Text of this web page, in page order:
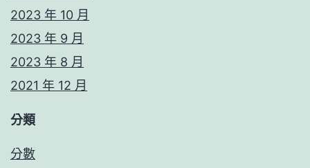
2023 年 10 月
2023 年 9 月
2023 年 8 月
2021 年 12 月
分類
分數